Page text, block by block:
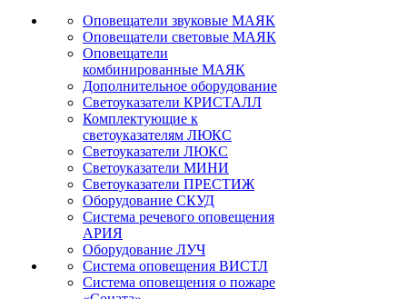
Оповещатели звуковые МАЯК
Оповещатели световые МАЯК
Оповещатели
комбинированные МАЯК
Дополнительное оборудование
Светоуказатели КРИСТАЛЛ
Комплектующие к
светоуказателям ЛЮКС
Светоуказатели ЛЮКС
Светоуказатели МИНИ
Светоуказатели ПРЕСТИЖ
Оборудование СКУД
Система речевого оповещения
АРИЯ
Оборудование ЛУЧ
Система оповещения ВИСТЛ
Система оповещения о пожаре